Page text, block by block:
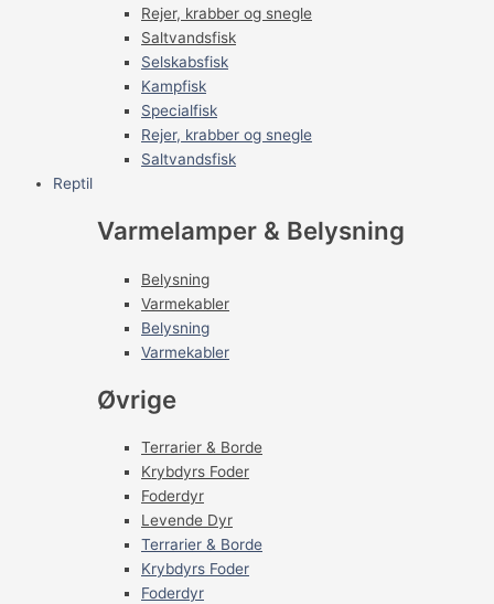
Rejer, krabber og snegle
Saltvandsfisk
Selskabsfisk
Kampfisk
Specialfisk
Rejer, krabber og snegle
Saltvandsfisk
Reptil
Varmelamper & Belysning
Belysning
Varmekabler
Belysning
Varmekabler
Øvrige
Terrarier & Borde
Krybdyrs Foder
Foderdyr
Levende Dyr
Terrarier & Borde
Krybdyrs Foder
Foderdyr